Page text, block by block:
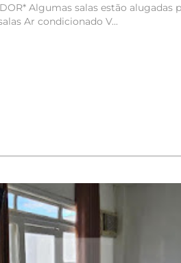
Algumas salas estão alugadas
Ar condicionado V...